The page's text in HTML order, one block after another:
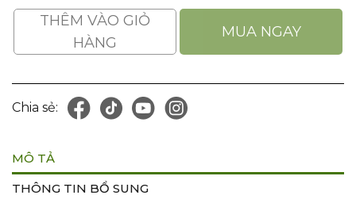
THÊM VÀO GIỎ
HÀNG
MUA NGAY
Chia sẻ:
MÔ TẢ
THÔNG TIN BỔ SUNG